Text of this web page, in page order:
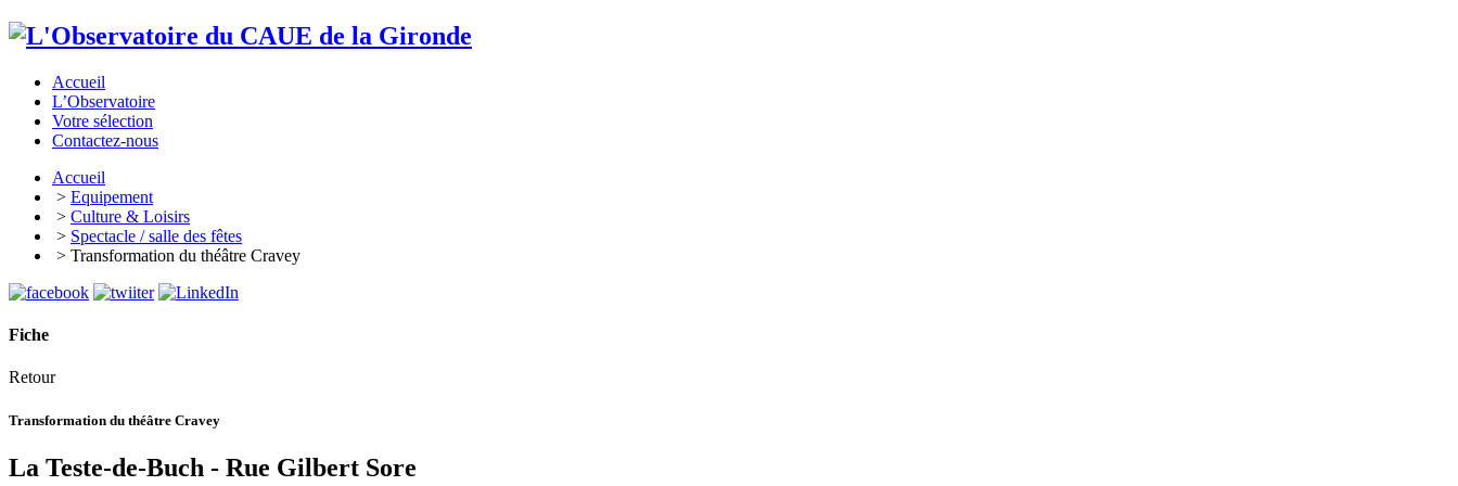
Accueil
L’Observatoire
Votre sélection
Contactez-nous
Accueil
> Equipement
> Culture & Loisirs
> Spectacle / salle des fêtes
> Transformation du théâtre Cravey
Fiche
Retour
Transformation du théâtre Cravey
La Teste-de-Buch - Rue Gilbert Sore